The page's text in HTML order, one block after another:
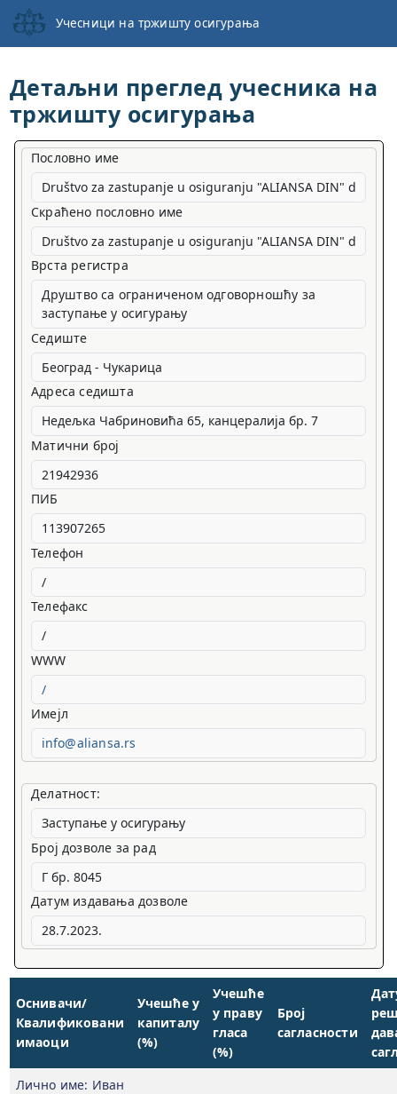
Учесници на тржишту осигурања
Детаљни преглед учесника на
тржишту осигурања
Пословно име
Скраћено пословно име
Врста регистра
Друштво са ограниченом одговорношћу за
заступање у осигурању
Седиште
Адреса седишта
Матични број
ПИБ
Телефон
Телефакс
WWW
/
Имејл
info@aliansa.rs
Делатност:
Број дозволе за рад
Датум издавања дозволе
Оснивачи/
Квалификовани
имаоци
Учешће у
капиталу
(%)
Учешће
у праву
гласа
(%)
Број
сагласности
Лично име: Иван